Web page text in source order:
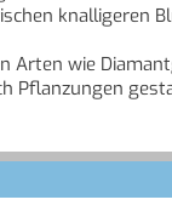
knalligeren
Arten wie
Pflanzungen
und Co
Färbung